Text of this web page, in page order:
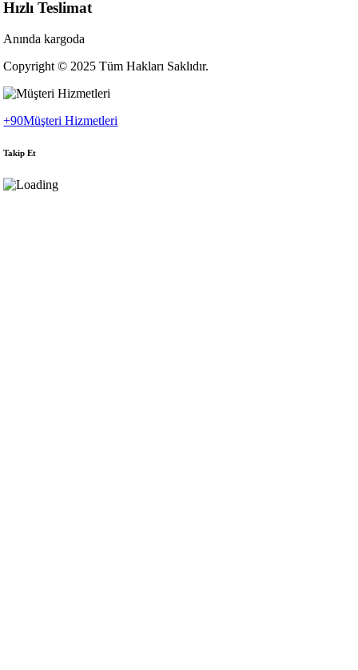
Hızlı Teslimat
Anında kargoda
Copyright © 2025 Tüm Hakları Saklıdır.
+90Müşteri Hizmetleri
Takip Et